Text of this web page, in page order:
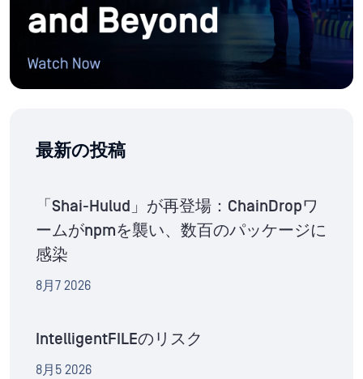
最新の投稿
「Shai-Hulud」が再登場：ChainDropワ
ームがnpmを襲い、数百のパッケージに
感染
8月7 2026
IntelligentFILEのリスク
8月5 2026